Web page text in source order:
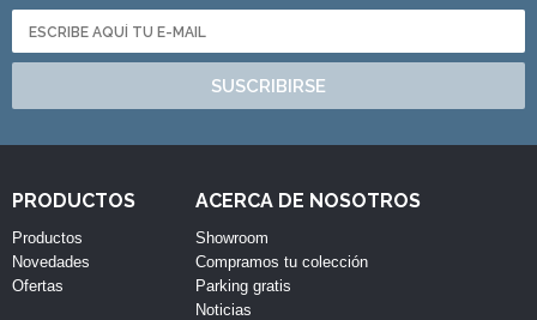
SUSCRIBIRSE
PRODUCTOS
Productos
Novedades
Ofertas
ACERCA DE NOSOTROS
Showroom
Compramos tu colección
Parking gratis
Noticias